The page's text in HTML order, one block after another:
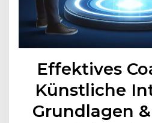
Effektives
Künstliche
Grundlagen